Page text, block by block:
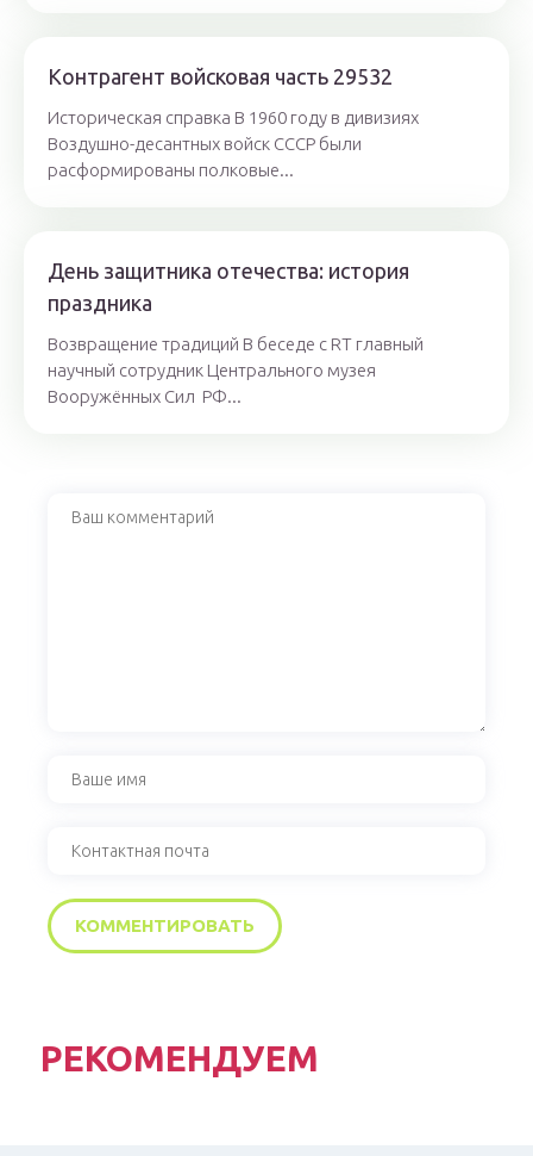
Контрагент войсковая часть 29532
Историческая справка В 1960 году в дивизиях
Воздушно-десантных войск СССР были
расформированы полковые...
День защитника отечества: история
праздника
Возвращение традиций В беседе с RT главный
научный сотрудник Центрального музея
Вооружённых Сил РФ...
РЕКОМЕНДУЕМ